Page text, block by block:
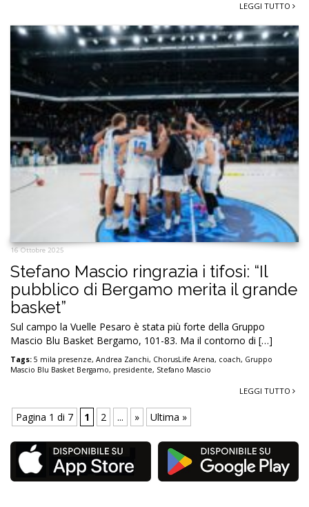
LEGGI TUTTO
16 Ottobre 2025
Stefano Mascio ringrazia i tifosi: “Il
pubblico di Bergamo merita il grande
basket”
Sul campo la Vuelle Pesaro è stata più forte della Gruppo
Mascio Blu Basket Bergamo, 101-83. Ma il contorno di […]
Tags: 5 mila presenze, Andrea Zanchi, ChorusLife Arena, coach, Gruppo
Mascio Blu Basket Bergamo, presidente, Stefano Mascio
LEGGI TUTTO
Pagina 1 di 7 1 2 ... » Ultima »